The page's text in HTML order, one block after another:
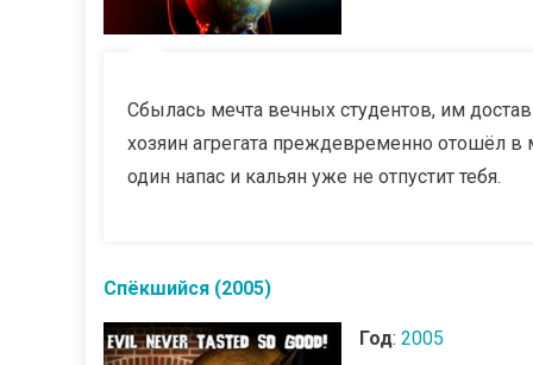
Сбылась мечта вечных студентов, им
хозяин агрегата преждевременно отошёл в
один напас и кальян уже не отпустит тебя.
Спёкшийся (2005)
Год: 2005